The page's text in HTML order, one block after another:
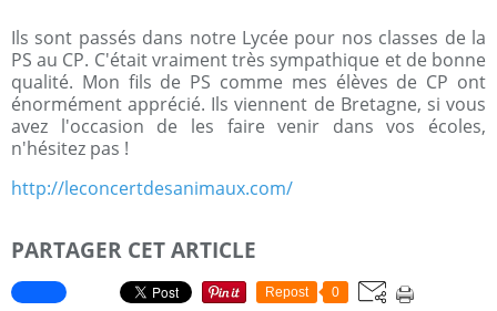
Ils sont passés dans notre Lycée pour nos classes de la
PS au CP. C'était vraiment très sympathique et de bonne
qualité. Mon fils de PS comme mes élèves de CP ont
énormément apprécié. Ils viennent de Bretagne, si vous
avez l'occasion de les faire venir dans vos écoles,
n'hésitez pas !
http://leconcertdesanimaux.com/
PARTAGER CET ARTICLE
Repost 0